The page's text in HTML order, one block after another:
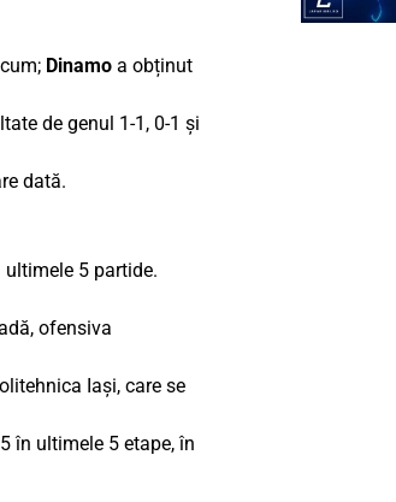
Dinamo a obținut
de genul 1-1, 0-1 și
dată.
5 partide.
ofensiva
Iași, care se
în ultimele 5 etape, în